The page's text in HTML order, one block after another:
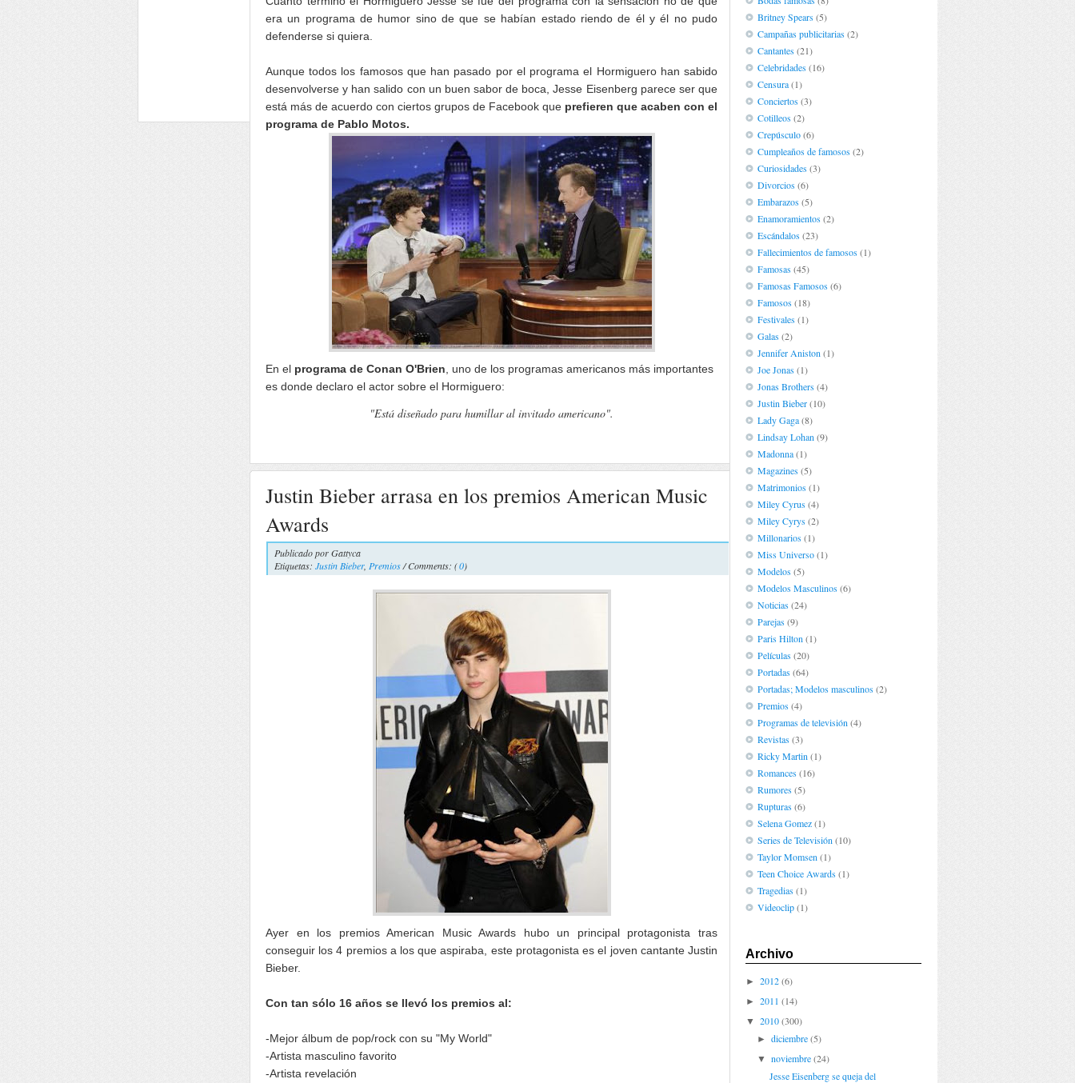
era un programa de humor sino de que se habían estado riendo de él y él no pudo
defenderse si quiera.
Aunque todos los famosos que han pasado por el programa el Hormiguero han sabido
desenvolverse y han salido con un buen sabor de boca, Jesse Eisenberg parece ser que
está más de acuerdo con ciertos grupos de Facebook que prefieren que acaben con el
programa de Pablo Motos.
En el programa de Conan O'Brien , uno de los programas americanos más importantes
es donde declaro el actor sobre el Hormiguero:
"Está diseñado para humillar al invitado americano".
Justin Bieber arrasa en los premios American Music
Awards
Publicado porGattyca
Etiquetas: Justin Bieber, Premios/ Comments: (0)
Ayer en los premios American Music Awards hubo un principal protagonista tras
conseguir los 4 premios a los que aspiraba, este protagonista es el joven cantante Justin
Bieber.
Con tan sólo 16 años se llevó los premios al:
-Mejor álbum de pop/rock con su "My World"
-Artista masculino favorito
-Artista revelación
Britney Spears(5)
Campañas publicitarias(2)
Cantantes(21)
Celebridades(16)
Censura(1)
Conciertos(3)
Cotilleos(2)
Crepúsculo(6)
Cumpleaños de famosos(2)
Curiosidades(3)
Divorcios(6)
Embarazos(5)
Enamoramientos(2)
Escándalos(23)
Fallecimientos de famosos(1)
Famosas(45)
Famosas Famosos(6)
Famosos(18)
Festivales(1)
Galas(2)
Jennifer Aniston (1)
Joe Jonas(1)
Jonas Brothers(4)
Justin Bieber(10)
Lady Gaga(8)
Lindsay Lohan (9)
Madonna(1)
Magazines(5)
Matrimonios(1)
Miley Cyrus(4)
Miley Cyrys(2)
Millonarios(1)
Miss Universo(1)
Modelos(5)
Modelos Masculinos(6)
Noticias(24)
Parejas(9)
Paris Hilton (1)
Películas(20)
Portadas(64)
Portadas; Modelos masculinos(2)
Premios(4)
Programas de televisión (4)
Revistas(3)
Ricky Martin (1)
Romances(16)
Rumores(5)
Rupturas(6)
Selena Gomez(1)
Series de Televisión (10)
Taylor Momsen (1)
Teen Choice Awards(1)
Tragedias(1)
Videoclip(1)
Archivo
► 2012(6)
► 2011 (14)
▼ 2010(300)
►diciembre (5)
▼noviembre (24)
Jesse Eisenberg se queja del